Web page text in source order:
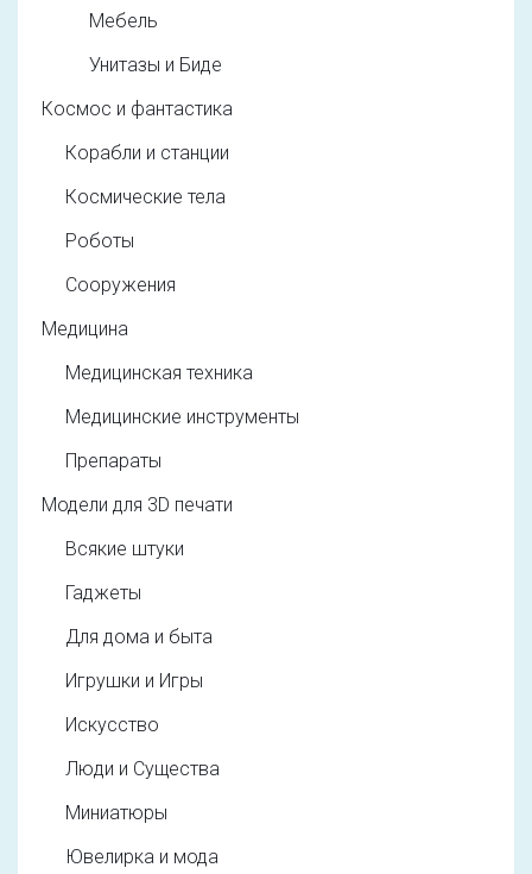
Мебель
Унитазы и Биде
Космос и фантастика
Корабли и станции
Космические тела
Роботы
Сооружения
Медицина
Медицинская техника
Медицинские инструменты
Препараты
Модели для 3D печати
Всякие штуки
Гаджеты
Для дома и быта
Игрушки и Игры
Искусство
Люди и Существа
Миниатюры
Ювелирка и мода